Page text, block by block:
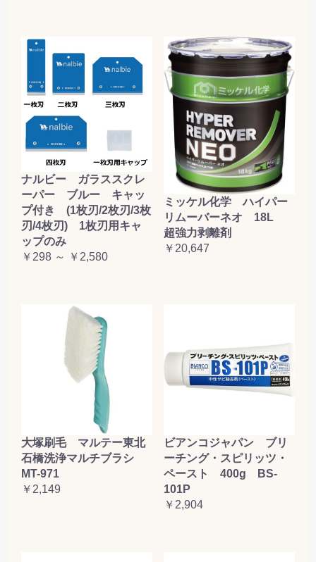
ナルビー ガラススクレ
ーパー ブルー キャッ
プ付き (1枚刃/2枚刃/3枚
刃/4枚刃) 1枚刃用キャ
ップのみ
￥298 ～ ￥2,580
ミッケル化学 ハイパー
リムーバーネオ 18L
超強力剥離剤
￥20,647
大塚刷毛 マルテー東北
石橋洗浄マルチブラシ
MT-971
￥2,149
ビアンコジャパン ブリ
ーチング・スピリッツ・
ペースト 400g BS-
101P
￥2,904